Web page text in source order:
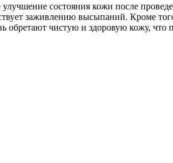
состояния кожи после
заживлению высыпаний. Кроме
обретают чистую и здоровую кожу, что